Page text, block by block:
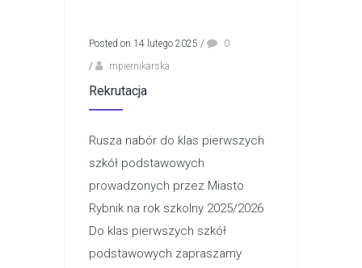
Posted on 14 lutego 2025 /
0
/
mpiernikarska
Rekrutacja
Rusza nabór do klas pierwszych
szkół podstawowych
prowadzonych przez Miasto
Rybnik na rok szkolny 2025/2026
Do klas pierwszych szkół
podstawowych zapraszamy